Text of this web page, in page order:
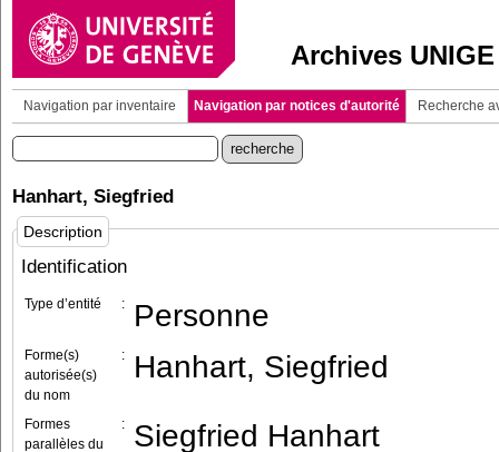
Archives UNIGE
Navigation par inventaire Navigation par notices d'autorité Recherche
Hanhart, Siegfried
Description
Identification
Type d’entité : Personne
Forme(s)
autorisée(s)
du nom
: Hanhart, Siegfried
Formes
parallèles du
: Siegfried Hanhart